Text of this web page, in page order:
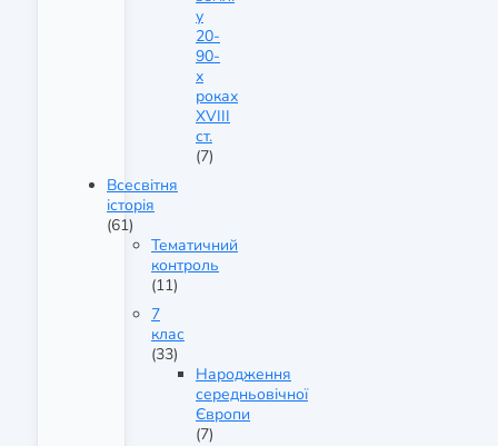
у
20-
90-
х
роках
XVIII
ст.
(7)
Всесвітня
історія
(61)
Тематичний
контроль
(11)
7
клас
(33)
Народження
середньовічної
Європи
(7)